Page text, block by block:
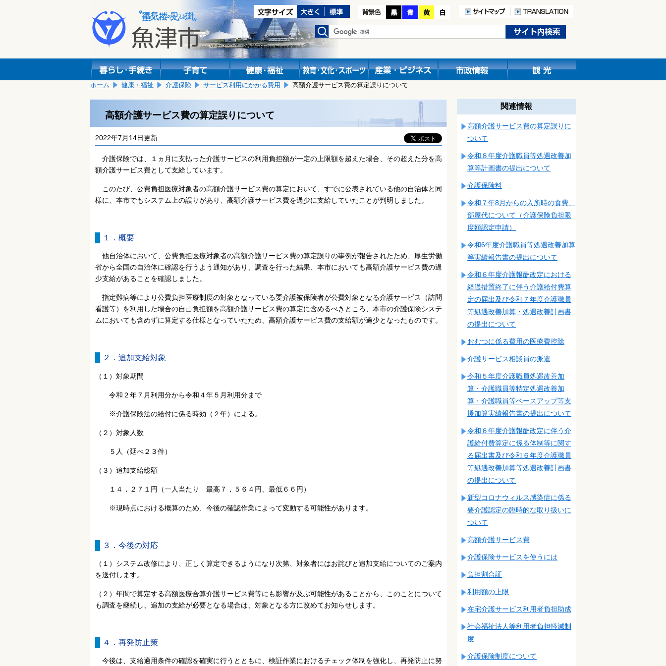
し
ホーム 健康・福祉 介護保険 サービス利用にかかる費用 高額介護サービス費の算定誤りについて
高額介護サービス費の算定誤りについて
2022年7月14日更新
介護保険では、１ヵ月に支払った介護サービスの利用負担額が一定の上限額を超えた場合、その超えた分を高
額介護サービス費として支給しています。
このたび、公費負担医療対象者の高額介護サービス費の算定において、すでに公表されている他の自治体と同
様に、本市でもシステム上の誤りがあり、高額介護サービス費を過少に支給していたことが判明しました。
１．概要
他自治体において、公費負担医療対象者の高額介護サービス費の算定誤りの事例が報告されたため、厚生労働
省から全国の自治体に確認を行うよう通知があり、調査を行った結果、本市においても高額介護サービス費の過
少支給があることを確認しました。
指定難病等により公費負担医療制度の対象となっている要介護被保険者が公費対象となる介護サービス（訪問
看護等）を利用した場合の自己負担額を高額介護サービス費の算定に含めるべきところ、本市の介護保険システ
ムにおいても含めずに算定する仕様となっていたため、高額介護サービス費の支給額が過少となったものです。
２．追加支給対象
（１）対象期間
令和２年７月利用分から令和４年５月利用分まで
※介護保険法の給付に係る時効（２年）による。
（２）対象人数
５人（延べ２３件）
（３）追加支給総額
１４，２７１円（一人当たり 最高７，５６４円、最低６６円）
※現時点における概算のため、今後の確認作業によって変動する可能性があります。
３．今後の対応
（１）システム改修により、正しく算定できるようになり次第、対象者にはお詫びと追加支給についてのご案内
を送付します。
（２）年間で算定する高額医療合算介護サービス費等にも影響が及ぶ可能性があることから、このことについて
も調査を継続し、追加の支給が必要となる場合は、対象となる方に改めてお知らせします。
４．再発防止策
今後は、支給適用条件の確認を確実に行うとともに、検証作業におけるチェック体制を強化し、再発防止に努
関連情報
高額介護サービス費の算定誤りに
ついて
令和８年度介護職員等処遇改善加
算等計画書の提出について
介護保険料
令和７年8月からの入所時の食費、
部屋代について（介護保険負担限
度額認定申請）
令和6年度介護職員等処遇改善加算
等実績報告書の提出について
令和６年度介護報酬改定における
経過措置終了に伴う介護給付費算
定の届出及び令和７年度介護職員
等処遇改善加算・処遇改善計画書
の提出について
おむつに係る費用の医療費控除
介護サービス相談員の派遣
令和５年度介護職員処遇改善加
算・介護職員等特定処遇改善加
算・介護職員等ベースアップ等支
援加算実績報告書の提出について
令和６年度介護報酬改定に伴う介
護給付費算定に係る体制等に関す
る届出書及び令和６年度介護職員
等処遇改善加算等処遇改善計画書
の提出について
新型コロナウィルス感染症に係る
要介護認定の臨時的な取り扱いに
ついて
高額介護サービス費
介護保険サービスを使うには
負担割合証
利用額の上限
在宅介護サービス利用者負担助成
社会福祉法人等利用者負担軽減制
度
介護保険制度について